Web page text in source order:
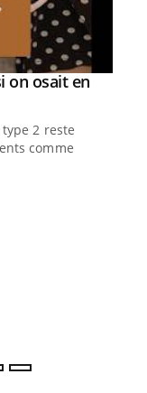
on osait en
2 reste
comme